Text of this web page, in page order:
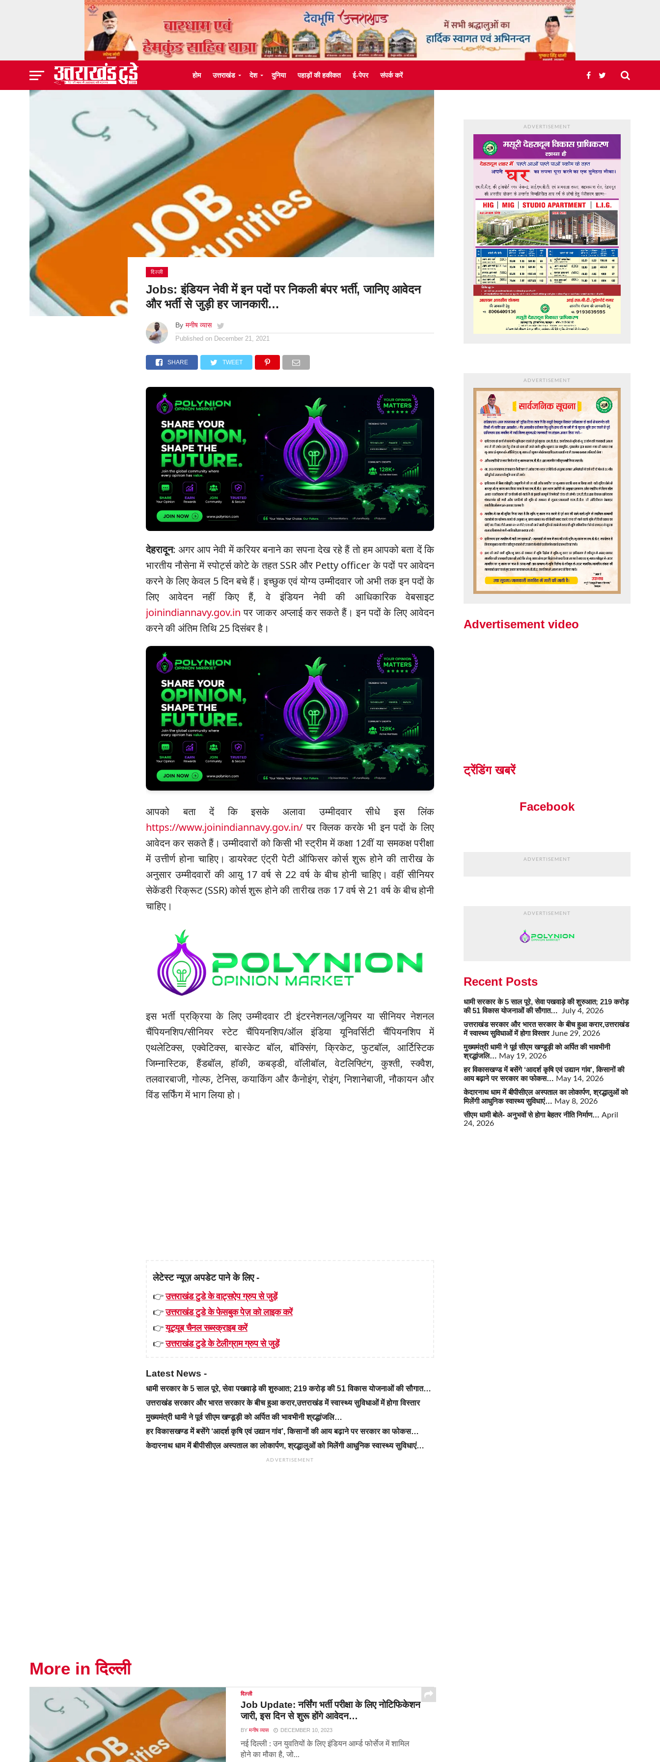
होम उत्तराखंड देश दुनिया पहाड़ों की हकीकत ई-पेपर संपर्क करें
दिल्ली
Jobs: इंडियन नेवी में इन पदों पर निकली बंपर भर्ती, जानिए आवेदन
और भर्ती से जुड़ी हर जानकारी…
By मनीष व्यास
Published on December 21, 2021
SHARE TWEET
देहरादून: अगर आप नेवी में करियर बनाने का सपना देख रहे हैं तो हम आपको बता दें कि
भारतीय नौसेना में स्पोर्ट्स कोटे के तहत SSR और Petty officer के पदों पर आवेदन
करने के लिए केवल 5 दिन बचे हैं। इच्छुक एवं योग्य उम्मीदवार जो अभी तक इन पदों के
लिए आवेदन नहीं किए हैं, वे इंडियन नेवी की आधिकारिक वेबसाइट
joinindiannavy.gov.in पर जाकर अप्लाई कर सकते हैं। इन पदों के लिए आवेदन
करने की अंतिम तिथि 25 दिसंबर है।
आपको बता दें कि इसके अलावा उम्मीदवार सीधे इस लिंक
https://www.joinindiannavy.gov.in/ पर क्लिक करके भी इन पदों के लिए
आवेदन कर सकते हैं। उम्मीदवारों को किसी भी स्ट्रीम में कक्षा 12वीं या समकक्ष परीक्षा
में उत्तीर्ण होना चाहिए। डायरेक्ट एंट्री पेटी ऑफिसर कोर्स शुरू होने की तारीख के
अनुसार उम्मीदवारों की आयु 17 वर्ष से 22 वर्ष के बीच होनी चाहिए। वहीं सीनियर
सेकेंडरी रिक्रूट (SSR) कोर्स शुरू होने की तारीख तक 17 वर्ष से 21 वर्ष के बीच होनी
चाहिए।
इस भर्ती प्रक्रिया के लिए उम्मीदवार टी इंटरनेशनल/जूनियर या सीनियर नेशनल
चैंपियनशिप/सीनियर स्टेट चैंपियनशिप/ऑल इंडिया यूनिवर्सिटी चैंपियनशिप में
एथलेटिक्स, एक्वेटिक्स, बास्केट बॉल, बॉक्सिंग, क्रिकेट, फुटबॉल, आर्टिस्टिक
जिम्नास्टिक, हैंडबॉल, हॉकी, कबड्डी, वॉलीबॉल, वेटलिफ्टिंग, कुश्ती, स्क्वैश,
तलवारबाजी, गोल्फ, टेनिस, कयाकिंग और कैनोइंग, रोइंग, निशानेबाजी, नौकायन और
विंड सर्फिंग में भाग लिया हो।
लेटेस्ट न्यूज़ अपडेट पाने के लिए -
👉उत्तराखंड टुडे के वाट्सऐप ग्रुप से जुड़ें
👉उत्तराखंड टुडे के फेसबुक पेज़ को लाइक करें
👉यूट्यूब चैनल सब्स्क्राइब करें
👉उत्तराखंड टुडे के टेलीग्राम ग्रुप से जुड़ें
Latest News -
धामी सरकार के 5 साल पूरे, सेवा पखवाड़े की शुरुआत; 219 करोड़ की 51 विकास योजनाओं की सौगात…
उत्तराखंड सरकार और भारत सरकार के बीच हुआ करार,उत्तराखंड में स्वास्थ्य सुविधाओं में होगा विस्तार
मुख्यमंत्री धामी ने पूर्व सीएम खण्डूड़ी को अर्पित की भावभीनी श्रद्धांजलि…
हर विकासखण्ड में बसेंगे ‘आदर्श कृषि एवं उद्यान गांव’, किसानों की आय बढ़ाने पर सरकार का फोकस…
केदारनाथ धाम में बीपीसीएल अस्पताल का लोकार्पण, श्रद्धालुओं को मिलेंगी आधुनिक स्वास्थ्य सुविधाएं…
ADVERTISEMENT
More in दिल्ली
दिल्ली
Job Update: नर्सिंग भर्ती परीक्षा के लिए नोटिफिकेशन
जारी, इस दिन से शुरू होंगे आवेदन…
BY मनीष व्यास DECEMBER 10, 2023
नई दिल्ली : उन युवतियों के लिए इंडियन आर्म्ड फोर्सेज में शामिल
होने का मौका है, जो...
ADVERTISEMENT
ADVERTISEMENT
Advertisement video
ट्रेंडिंग खबरें
Facebook
ADVERTISEMENT
ADVERTISEMENT
Recent Posts
धामी सरकार के 5 साल पूरे, सेवा पखवाड़े की शुरुआत; 219 करोड़
की 51 विकास योजनाओं की सौगात… July 4, 2026
उत्तराखंड सरकार और भारत सरकार के बीच हुआ करार,उत्तराखंड
में स्वास्थ्य सुविधाओं में होगा विस्तार June 29, 2026
मुख्यमंत्री धामी ने पूर्व सीएम खण्डूड़ी को अर्पित की भावभीनी
श्रद्धांजलि… May 19, 2026
हर विकासखण्ड में बसेंगे ‘आदर्श कृषि एवं उद्यान गांव’, किसानों की
आय बढ़ाने पर सरकार का फोकस… May 14, 2026
केदारनाथ धाम में बीपीसीएल अस्पताल का लोकार्पण, श्रद्धालुओं को
मिलेंगी आधुनिक स्वास्थ्य सुविधाएं… May 8, 2026
सीएम धामी बोले- अनुभवों से होगा बेहतर नीति निर्माण… April
24, 2026